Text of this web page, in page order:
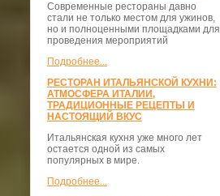
Современные рестораны давно
стали не только местом для ужинов,
но и полноценными площадками для
проведения мероприятий
Подробнее...
РЕСТОРАН ИТАЛЬЯНСКОЙ КУХНИ:
АТМОСФЕРА ИТАЛИИ,
ТРАДИЦИОННЫЕ РЕЦЕПТЫ И
НАСТОЯЩИЙ ВКУС
Итальянская кухня уже много лет
остается одной из самых
популярных в мире.
Подробнее...